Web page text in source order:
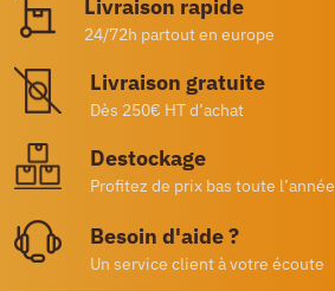
Livraison rapide
24/72h partout en europe
Livraison gratuite
Dès 250€ HT d’achat
Destockage
Profitez de prix bas toute l’année
Besoin d'aide ?
Un service client à votre écoute